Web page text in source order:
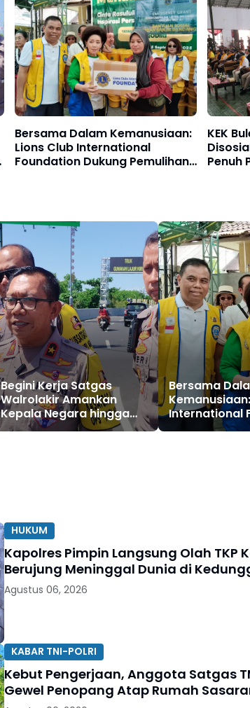
Bersama Dalam Kemanusiaan:
Lions Club International
Foundation Dukung Pemulihan
KEK
Penuh
Begini Kerja Satgas
Walrolakir Amankan
Kepala Negara hingga
Delegasi WWF ke-10 di
Bersama
International
Dukung
HUKUM
Kapolres Pimpin Langsung Olah TKP
Berujung Meninggal Dunia di
Agustus 06, 2026
KABAR TNI-POLRI
Kebut Pengerjaan, Anggota Satgas
Gewel Penopang Atap Rumah